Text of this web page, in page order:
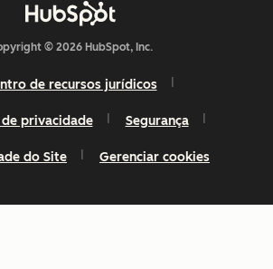
© 2026 HubSpot, Inc.
de recursos jurídicos
privacidade Segurança
do Site Gerenciar cookies